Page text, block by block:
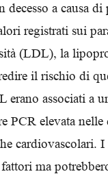
a causa
registrati sui
(LDL), la
il rischio di
associati a
PCR elevata
cardiovascolari.
ma